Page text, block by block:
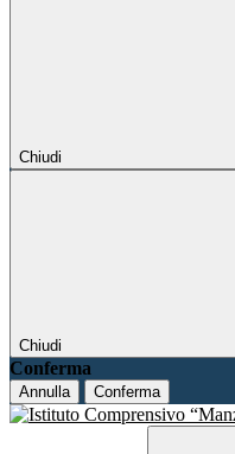
Chiudi
Chiudi
Conferma
Annulla Conferma